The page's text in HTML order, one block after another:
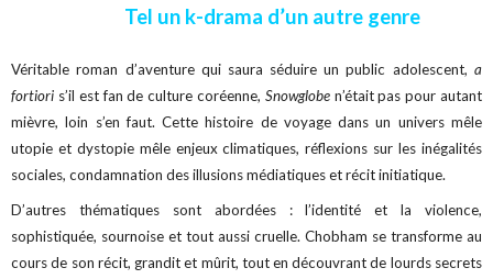
Tel un k-drama d’un autre genre
Véritable roman d’aventure qui saura séduire un public adolescent, a
fortiori s’il est fan de culture coréenne, Snowglobe n’était pas pour autant
mièvre, loin s’en faut. Cette histoire de voyage dans un univers mêle
utopie et dystopie mêle enjeux climatiques, réflexions sur les inégalités
sociales, condamnation des illusions médiatiques et récit initiatique.
D’autres thématiques sont abordées : l’identité et la violence,
sophistiquée, sournoise et tout aussi cruelle. Chobham se transforme au
cours de son récit, grandit et mûrit, tout en découvrant de lourds secrets